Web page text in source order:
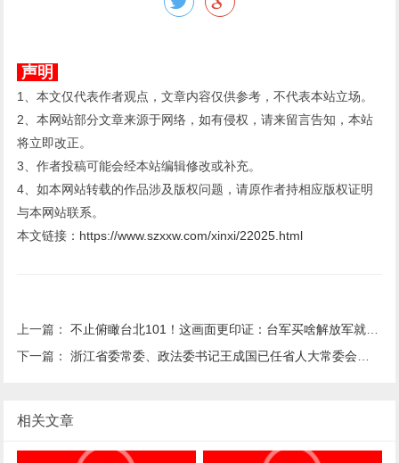
声明
1、本文仅代表作者观点，文章内容仅供参考，不代表本站立场。
2、本网站部分文章来源于网络，如有侵权，请来留言告知，本站
将立即改正。
3、作者投稿可能会经本站编辑修改或补充。
4、如本网站转载的作品涉及版权问题，请原作者持相应版权证明
与本网站联系。
本文链接： https://www.szxxw.com/xinxi/22025.html
上一篇：不止俯瞰台北101！这画面更印证：台军买啥解放军就能打啥
下一篇：浙江省委常委、政法委书记王成国已任省人大常委会党组副书记
相关文章